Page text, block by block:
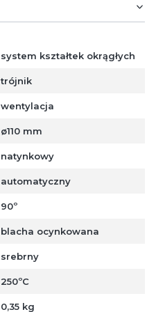
system kształtek okrągłych
trójnik
wentylacja
ø110 mm
natynkowy
automatyczny
90º
blacha ocynkowana
srebrny
250ºC
0,35 kg